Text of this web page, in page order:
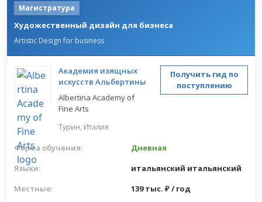
Магистратура
Художественный дизайн для бизнеса
Artistic Design for business
Академия изящных
искусств Альбертины
Albertina Academy of
Fine Arts
Турин, Италия
Получить гид по
поступлению
Форма обучения:
Дневная
Языки:
итальянский итальянский
Местные:
139 тыс. ₽ / год